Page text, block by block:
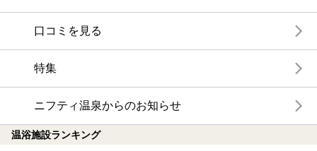
口コミを見る
特集
ニフティ温泉からのお知らせ
温浴施設ランキング